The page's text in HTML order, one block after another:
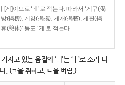
[게]이므로 ‘ㅔ’로 적는다. 따라서 ‘게구(偈
(揭榜), 게양(揭揚), 게재(揭載), 게판(揭
(憩休)’ 등도 ‘게’로 적는다.
지고 있는 음절의 ‘ㅢ’는 ‘ㅣ’로 소리 나
. (ㄱ을 취하고, ㄴ을 버림.)